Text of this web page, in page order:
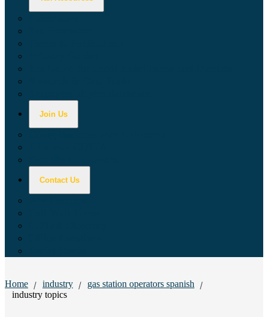
Join Us
Contact Us
Breadcrumbs:
Home industry
gas station operators spanish
industry topics